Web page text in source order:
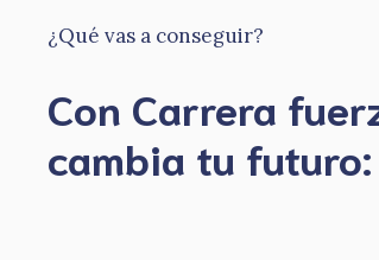
¿Qué vas a conseguir?
Con Carrera
​cambia tu futuro: